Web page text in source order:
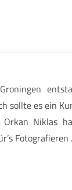
sollte es ein
Orkan Niklas